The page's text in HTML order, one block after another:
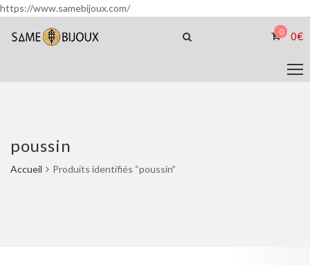
https://www.samebijoux.com/
0 0€
poussin
Accueil Produits identifiés “poussin”